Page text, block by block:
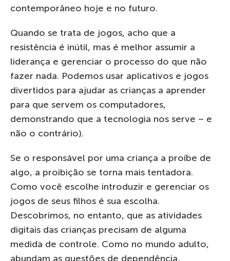
contemporâneo hoje e no futuro.
Quando se trata de jogos, acho que a
resistência é inútil, mas é melhor assumir a
liderança e gerenciar o processo do que não
fazer nada. Podemos usar aplicativos e jogos
divertidos para ajudar as crianças a aprender
para que servem os computadores,
demonstrando que a tecnologia nos serve – e
não o contrário).
Se o responsável por uma criança a proíbe de
algo, a proibição se torna mais tentadora.
Como você escolhe introduzir e gerenciar os
jogos de seus filhos é sua escolha.
Descobrimos, no entanto, que as atividades
digitais das crianças precisam de alguma
medida de controle. Como no mundo adulto,
abundam as questões de dependência,